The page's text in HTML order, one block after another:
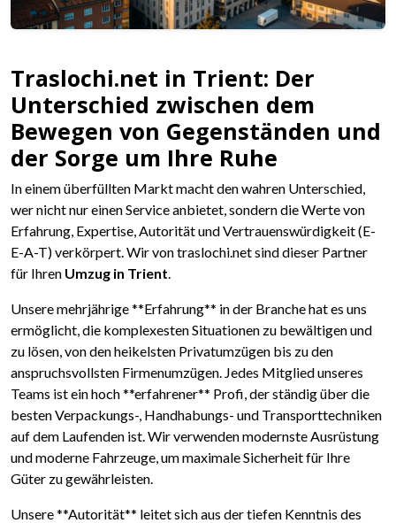
Traslochi.net in Trient: Der
Unterschied zwischen dem
Bewegen von Gegenständen und
der Sorge um Ihre Ruhe
In einem überfüllten Markt macht den wahren Unterschied,
wer nicht nur einen Service anbietet, sondern die Werte von
Erfahrung, Expertise, Autorität und Vertrauenswürdigkeit (E-
E-A-T) verkörpert. Wir von traslochi.net sind dieser Partner
für Ihren Umzug in Trient
Unsere mehrjährige **Erfahrung** in der Branche hat es uns
ermöglicht, die komplexesten Situationen zu bewältigen und
zu lösen, von den heikelsten Privatumzügen bis zu den
anspruchsvollsten Firmenumzügen. Jedes Mitglied unseres
Teams ist ein hoch **erfahrener** Profi, der ständig über die
besten Verpackungs-, Handhabungs- und Transporttechniken
auf dem Laufenden ist. Wir verwenden modernste Ausrüstung
und moderne Fahrzeuge, um maximale Sicherheit für Ihre
Güter zu gewährleisten.
Unsere **Autorität** leitet sich aus der tiefen Kenntnis des